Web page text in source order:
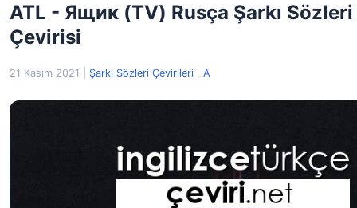
ATL - Ящик (TV) Rusça Şarkı
Çevirisi
21 Kasım 2021 Şarkı Sözleri Çevirileri , A